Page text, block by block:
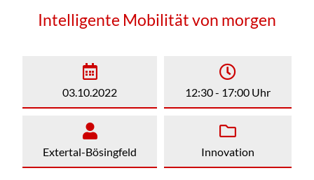
Intelligente Mobilität von morgen
03.10.2022 12:30 - 17:00 Uhr
Extertal-Bösingfeld Innovation